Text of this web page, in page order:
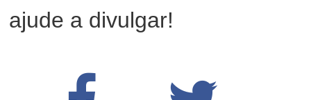
ajude a divulgar!